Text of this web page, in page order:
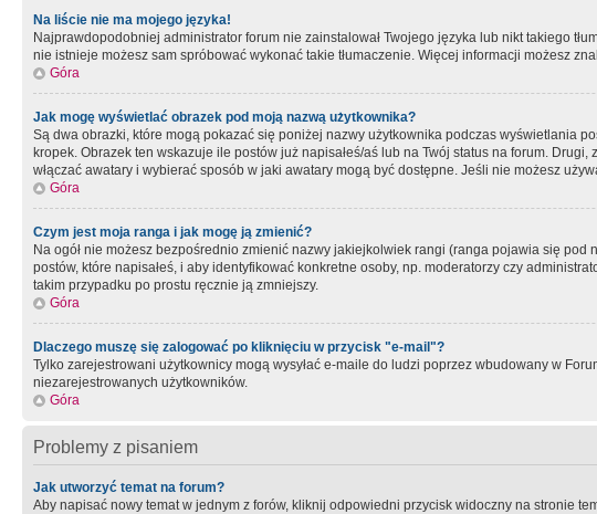
Na liście nie ma mojego języka!
Najprawdopodobniej administrator forum nie zainstalował Twojego języka lub nikt takiego
nie istnieje możesz sam spróbować wykonać takie tłumaczenie. Więcej informacji możesz
Góra
Jak mogę wyświetlać obrazek pod moją nazwą użytkownika?
Są dwa obrazki, które mogą pokazać się poniżej nazwy użytkownika podczas wyświetlania
kropek. Obrazek ten wskazuje ile postów już napisałeś/aś lub na Twój status na forum.
włączać awatary i wybierać sposób w jaki awatary mogą być dostępne. Jeśli nie możesz
Góra
Czym jest moja ranga i jak mogę ją zmienić?
Na ogół nie możesz bezpośrednio zmienić nazwy jakiejkolwiek rangi (ranga pojawia się
postów, które napisałeś, i aby identyfikować konkretne osoby, np. moderatorzy czy
takim przypadku po prostu ręcznie ją zmniejszy.
Góra
Dlaczego muszę się zalogować po kliknięciu w przycisk "e-mail"?
Tylko zarejestrowani użytkownicy mogą wysyłać e-maile do ludzi poprzez wbudowany w
niezarejestrowanych użytkowników.
Góra
Problemy z pisaniem
Jak utworzyć temat na forum?
Aby napisać nowy temat w jednym z forów, kliknij odpowiedni przycisk widoczny na stronie